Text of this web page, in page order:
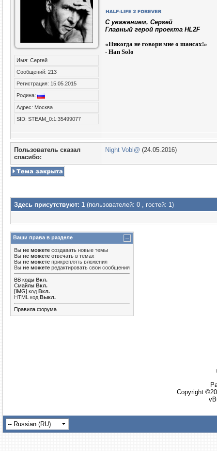
Имя: Сергей
Сообщений: 213
Регистрация: 15.05.2015
Родина:
Адрес: Москва
SID: STEAM_0:1:35499077
C уважением, Сергей
Главный герой проекта HL2F
«Никогда не говори мне о шансах!»
- Han Solo
Пользователь сказал
cпасибо:
Night Vobl@ (24.05.2016)
Здесь присутствуют: 1 (пользователей: 0 , гостей: 1)
Ваши права в разделе
Вы не можете создавать новые темы
Вы не можете отвечать в темах
Вы не можете прикреплять вложения
Вы не можете редактировать свои сообщения
BB коды Вкл.
Смайлы Вкл.
[IMG] код Вкл.
HTML код Выкл.
Правила форума
Copyright